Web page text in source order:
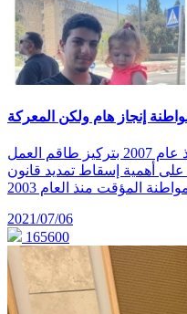
أكد مركز مساواة، والذي يقوم منذ عام 2007 بتركيز طاقم العمل
على أهمية إسقاط تمديد قانون
المؤقت منذ العام 2003
2021/07/06
165600